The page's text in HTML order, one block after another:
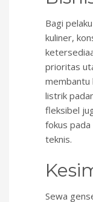
Bagi
kuliner,
prioritas
membantu
listrik
fleksibel
fokus
teknis.
Sewa